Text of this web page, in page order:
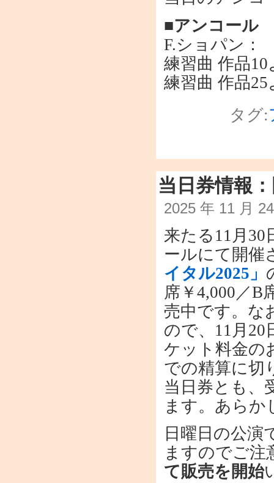
■アンコール
F.ショパン：
練習曲 作品10
練習曲 作品
タグ:
当日券情報
2025 年 11 月
来たる11月30
ールにて開催
イタル2025」
席￥4,000／B
売中です。な
ので、11月20
ケット料金の
での精算に切
当日券とも、
ます。あらか
日曜日の公演
ますのでご注
て販売を開始